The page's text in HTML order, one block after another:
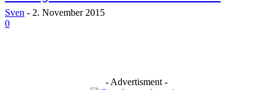
Sven - 2. November 2015
0
- Advertisment -